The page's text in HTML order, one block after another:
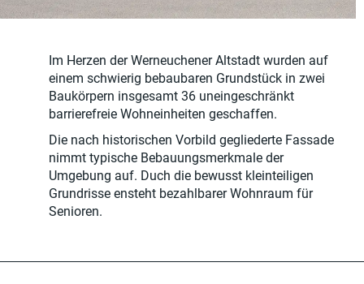
Im Herzen der Werneuchener Altstadt wurden auf
einem schwierig bebaubaren Grundstück in zwei
Baukörpern insgesamt 36 uneingeschränkt
barrierefreie Wohneinheiten geschaffen.
Die nach historischen Vorbild gegliederte Fassade
nimmt typische Bebauungsmerkmale der
Umgebung auf. Duch die bewusst kleinteiligen
Grundrisse ensteht bezahlbarer Wohnraum für
Senioren.